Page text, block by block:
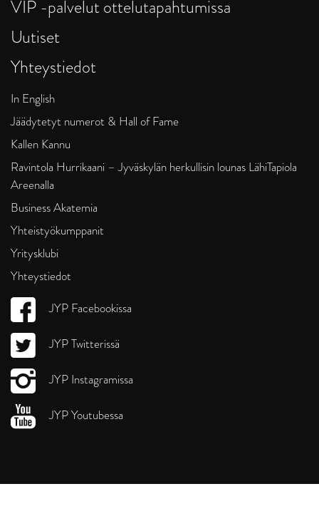
VIP -palvelut ottelutapahtumissa
Uutiset
Yhteystiedot
In English
Jäädytetyt numerot & Hall of Fame
Kallen Kannu
Ravintola Hurrikaani – Jyväskylän herkullisin lounas LähiTapiola
Areenalla
Business Akatemia
Yhteistyökumppanit
Yritysklubi
Yhteystiedot
JYP Facebookissa
JYP Twitterissä
JYP Instagramissa
JYP Youtubessa